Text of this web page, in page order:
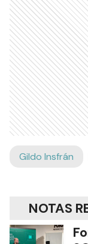
Gildo Insfrán
NOTAS